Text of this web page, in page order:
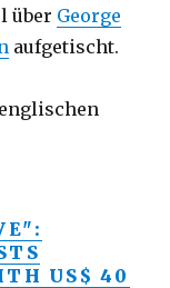
über George
aufgetischt.
US$ 40